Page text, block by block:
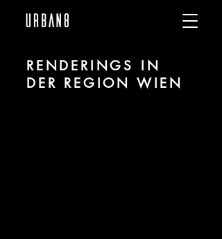
RENDERINGS IN
DER REGION WIEN